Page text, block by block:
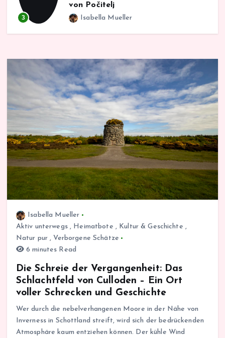
3
von Počitelj
Isabella Mueller
Isabella Mueller
Aktiv unterwegs, Heimatbote , Kultur & Geschichte ,
Natur pur, Verborgene Schätze
6 minutes Read
Die Schreie der Vergangenheit: Das
Schlachtfeld von Culloden – Ein Ort
voller Schrecken und Geschichte
Wer durch die nebelverhangenen Moore in der Nähe von
Inverness in Schottland streift, wird sich der bedrückenden
Atmosphäre kaum entziehen können. Der kühle Wind